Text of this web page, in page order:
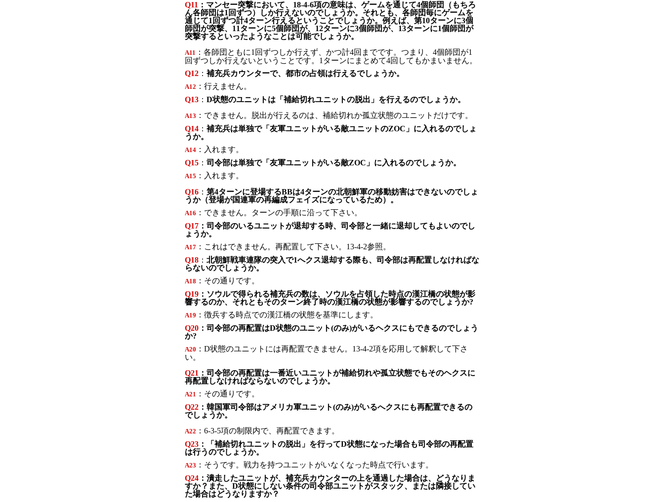
Q11 ：マンセー突撃において、18-4-6項の意味は、ゲームを通じて4個師団（もちろ
ん各師団は1回ずつ）しか行えないのでしょうか。それとも、各師団毎にゲームを
通じて1回ずつ計4ターン行えるということでしょうか。例えば、第10ターンに3個
師団が突撃、11ターンに5個師団が、12ターンに3個師団が、13ターンに1個師団が
突撃するといったようなことは可能でしょうか。
A11 ：各師団ともに1回ずつしか行えず、かつ計4回までです。つまり、4個師団が1
回ずつしか行えないということです。1ターンにまとめて4回してもかまいません。
Q12 ： 補充兵カウンターで、都市の占領は行えるでしょうか。
A12 ：行えません。
Q13 ： D状態のユニットは「補給切れユニットの脱出」を行えるのでしょうか。
A13 ：できません。脱出が行えるのは、補給切れか孤立状態のユニットだけです。
Q14 ： 補充兵は単独で「友軍ユニットがいる敵ユニットのZOC」に入れるのでしょ
うか。
A14 ：入れます。
Q15 ： 司令部は単独で「友軍ユニットがいる敵ZOC」に入れるのでしょうか。
A15 ：入れます。
Q16 ： 第4ターンに登場するBBは4ターンの北朝鮮軍の移動妨害はできないのでしょ
うか（登場が国連軍の再編成フェイズになっているため）。
A16 ：できません。ターンの手順に沿って下さい。
Q17 ：司令部のいるユニットが退却する時、司令部と一緒に退却してもよいのでし
ょうか。
A17 ：これはできません。再配置して下さい。13-4-2参照。
Q18 ： 北朝鮮戦車連隊の突入で1へクス退却する際も、司令部は再配置しなければな
らないのでしょうか。
A18 ：その通りです。
Q19 ：ソウルで得られる補充兵の数は、ソウルを占領した時点の漢江橋の状態が影
響するのか、それともそのターン終了時の漢江橋の状態が影響するのでしょうか?
A19 ：徴兵する時点での漢江橋の状態を基準にします。
Q20 ：司令部の再配置はD状態のユニット(のみ)がいるヘクスにもできるのでしょう
か?
A20 ：D状態のユニットには再配置できません。13-4-2項を応用して解釈して下さ
い。
Q21 ：司令部の再配置は一番近いユニットが補給切れや孤立状態でもそのヘクスに
再配置しなければならないのでしょうか。
A21 ：その通りです。
Q22 ：韓国軍司令部はアメリカ軍ユニット(のみ)がいるへクスにも再配置できるの
でしょうか。
A22 ：6-3-5項の制限内で、再配置できます。
Q23 ：「補給切れユニットの脱出」を行ってD状態になった場合も司令部の再配置
は行うのでしょうか。
A23 ：そうです。戦力を持つユニットがいなくなった時点で行います。
Q24 ：潰走したユニットが、補充兵カウンターの上を通過した場合は、どうなりま
すか？また、D状態にしない条件の司令部ユニットがスタック、または隣接してい
た場合はどうなりますか？